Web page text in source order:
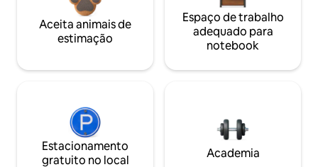
Aceita animais de
estimação
Espaço de trabalho
adequado para
notebook
Estacionamento
gratuito no local
Academia